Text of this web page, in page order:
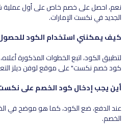
نعم، احصل على خصم خاص على أول عملية
الجديد في نكست الإمارات.
كيف يمكنني استخدام الكود
لتطبيق الكود، اتبع الخطوات المذكورة
كود خصم نكست" على موقع لوفن ديلز
أين يجب إدخال كود الخصم على
عند الدفع، ضع الكود، كما هو موضح في
الخصم.